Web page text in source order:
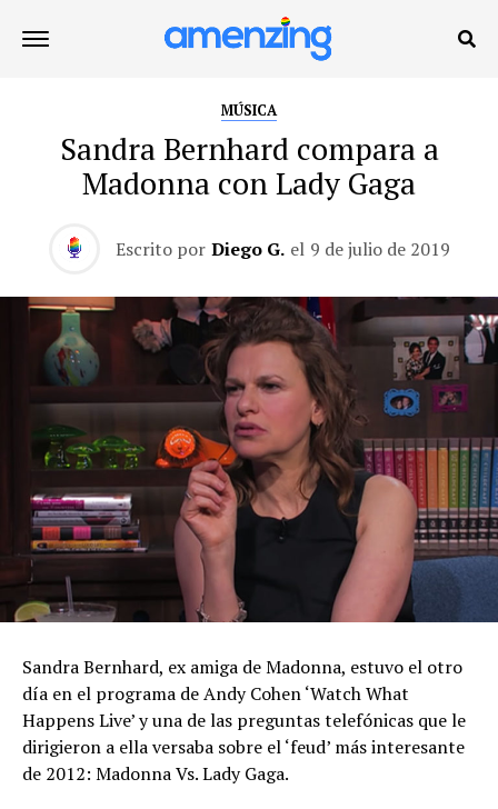
MÚSICA
Sandra Bernhard compara a
Madonna con Lady Gaga
Escrito por Diego G. el 9 de julio de 2019
Sandra Bernhard, ex amiga de Madonna, estuvo el otro
día en el programa de Andy Cohen ‘Watch What
Happens Live’ y una de las preguntas telefónicas que le
dirigieron a ella versaba sobre el ‘feud’ más interesante
de 2012: Madonna Vs. Lady Gaga.